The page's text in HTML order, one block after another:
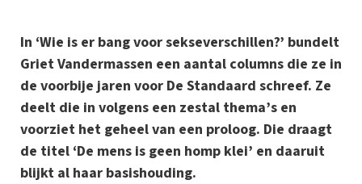
In ‘Wie is er bang voor sekseverschillen?’ bundelt
Griet Vandermassen een aantal columns die ze in
de voorbije jaren voor De Standaard schreef. Ze
deelt die in volgens een zestal thema’s en
voorziet het geheel van een proloog. Die draagt
de titel ‘De mens is geen homp klei’ en daaruit
blijkt al haar basishouding.